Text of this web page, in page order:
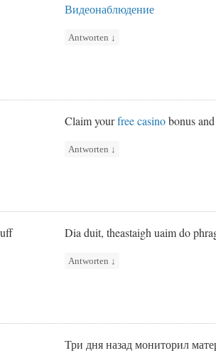
Видеонаблюдение
Antworten ↓
Claim yourfree casinobonus
Antworten ↓
Dia duit, theastaigh uaim do
Antworten ↓
Три дня назад мониторил